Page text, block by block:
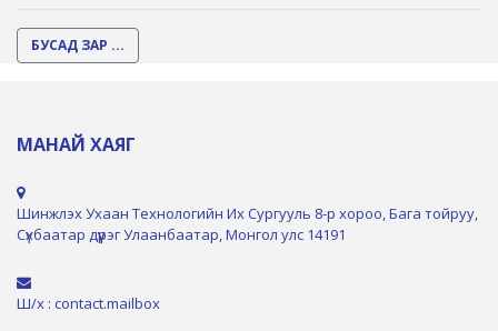
БУСАД ЗАР ...
МАНАЙ ХАЯГ
Шинжлэх Ухаан Технологийн Их Сургууль 8-р хороо, Бага тойруу,
Сүхбаатар дүүрэг Улаанбаатар, Монгол улс 14191
Ш/х : contact.mailbox